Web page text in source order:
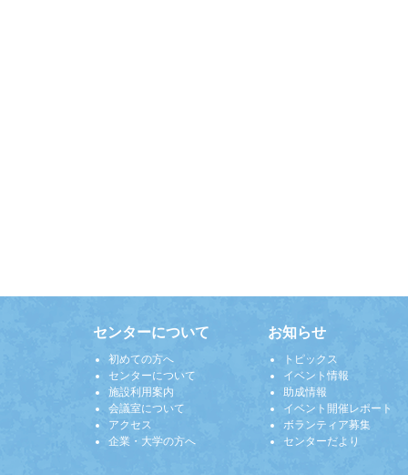
センターについて
初めての方へ
センターについて
施設利用案内
会議室について
アクセス
企業・大学の方へ
お知らせ
トピックス
イベント情報
助成情報
イベント開催レポート
ボランティア募集
センターだより